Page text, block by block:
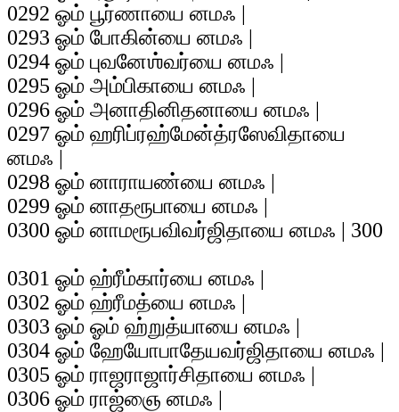
0292 ஓம் பூர்ணாயை னமஃ |
0293 ஓம் போகின்யை னமஃ |
0294 ஓம் புவனேஶ்வர்யை னமஃ |
0295 ஓம் அம்பிகாயை னமஃ |
0296 ஓம் அனாதினிதனாயை னமஃ |
0297 ஓம் ஹரிப்ரஹ்மேன்த்ரஸேவிதாயை
னமஃ |
0298 ஓம் னாராயண்யை னமஃ |
0299 ஓம் னாதரூபாயை னமஃ |
0300 ஓம் னாமரூபவிவர்ஜிதாயை னமஃ | 300
0301 ஓம் ஹ்ரீம்கார்யை னமஃ |
0302 ஓம் ஹ்ரீமத்யை னமஃ |
0303 ஓம் ஓம் ஹ்றுத்யாயை னமஃ |
0304 ஓம் ஹேயோபாதேயவர்ஜிதாயை னமஃ |
0305 ஓம் ராஜராஜார்சிதாயை னமஃ |
0306 ஓம் ராஜ்ஞை னமஃ |